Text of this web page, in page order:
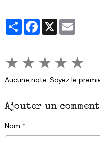
PartagerFacebook
X
★ ★ ★ ★ ★
Aucune note. Soyez le
Ajouter un
Nom